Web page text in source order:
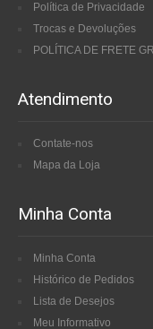
Política de Privacidade
Trocas e Devoluções
POLÍTICA DE FRETE
Atendimento
Contate-nos
Mapa da Loja
Minha Conta
Minha Conta
Histórico de Pedidos
Lista de Desejos
Meu Informativo